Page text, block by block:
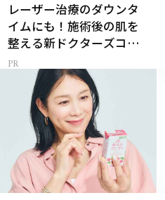
レーザー治療のダウンタ
イムにも！施術後の肌を
整える新ドクターズコス
メ